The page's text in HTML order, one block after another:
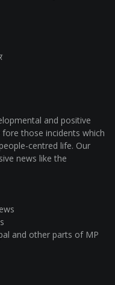
and positive
those incidents which
centred life. Our
news like the
and other parts of MP